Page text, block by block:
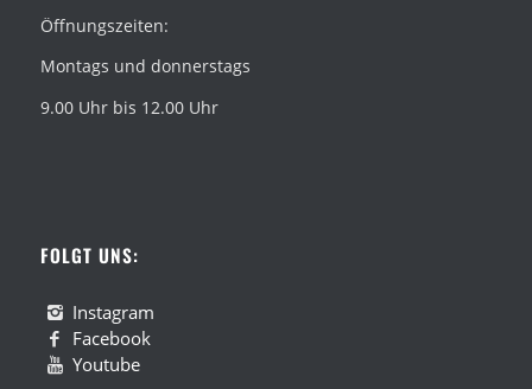
Öffnungszeiten:
Montags und donnerstags
9.00 Uhr bis 12.00 Uhr
FOLGT UNS:
Instagram
Facebook
Youtube